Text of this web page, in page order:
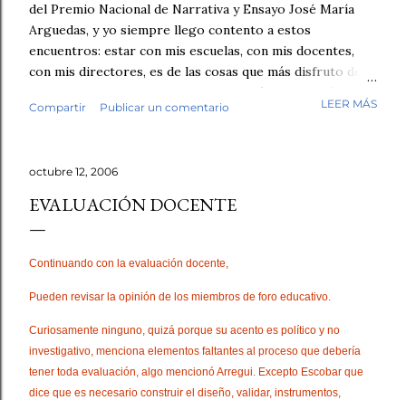
del Premio Nacional de Narrativa y Ensayo José María
Arguedas, y yo siempre llego contento a estos
encuentros: estar con mis escuelas, con mis docentes,
con mis directores, es de las cosas que más disfruto de
mi trabajo. Antes de empezar la revisión hubo café,
saludos, conversación. Luego, los fólderes. Leí el primer
el tipo de redacción, esa tersura sin fisuras que uno
reconoce cuando ha leído miles de textos escolares.
con varias herramientas de inteligencia artificial. El
perfecto. Y aquí quiero ser honesto: ningún detector es
infalible, y no pondría las manos al fuego por cada caso
Compartir Publicar un comentario LEER MÁS
octubre 12, 2006
EVALUACIÓN DOCENTE
Continuando con la evaluación docente,
Pueden revisar la opinión de los miembros de foro educativo.
Curiosamente ninguno, quizá porque su acento es político y no
investigativo, menciona elementos faltantes al proceso que debería
tener toda evaluación, algo mencionó Arregui. Excepto Escobar que
dice que es necesario construir el diseño, validar, instrumentos,